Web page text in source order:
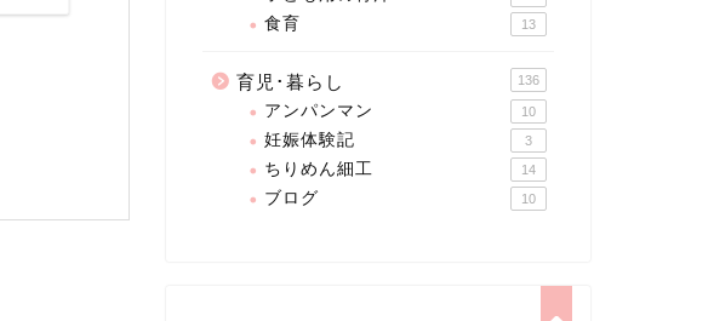
食育 13
育児･暮らし 136
アンパンマン 10
妊娠体験記 3
ちりめん細工 14
ブログ 10